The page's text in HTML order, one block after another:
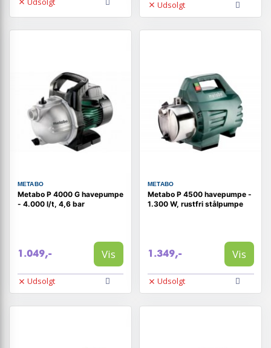
Udsolgt
METABO
Metabo P 4000 G havepumpe
- 4.000 l/t, 4,6 bar
1.049,- Vis
Udsolgt
METABO
Metabo P 4500 havepumpe -
1.300 W, rustfri stålpumpe
1.349,- Vis
Udsolgt